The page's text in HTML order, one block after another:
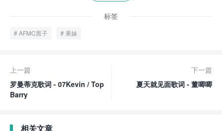
标签
AFMC黑子 果妹
上一篇
罗曼蒂克歌词 - 07Kevin / Top
Barry
下一篇
夏天就见面歌词 - 董唧唧
相关文章